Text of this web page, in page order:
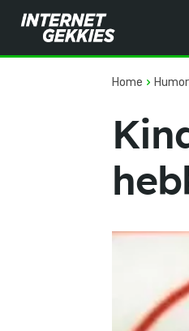
Home Humor